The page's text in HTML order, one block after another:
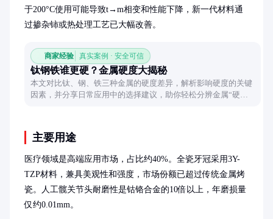
于200°C使用可能导致t→m相变和性能下降，新一代材料通
过掺杂铈或热处理工艺已大幅改善。
商家经验 真实案例 · 安全可信
钛钢铁谁更硬？金属硬度大揭秘
本文对比钛、钢、铁三种金属的硬度差异，解析影响硬度的关键
因素，并分享日常应用中的选择建议，助你轻松分辨金属“硬度
主要用途
医疗领域是高端应用市场，占比约40%。全瓷牙冠采用3Y-
TZP材料，兼具美观性和强度，市场份额已超过传统金属烤
瓷。人工髋关节头耐磨性是钴铬合金的10倍以上，年磨损量
仅约0.01mm。